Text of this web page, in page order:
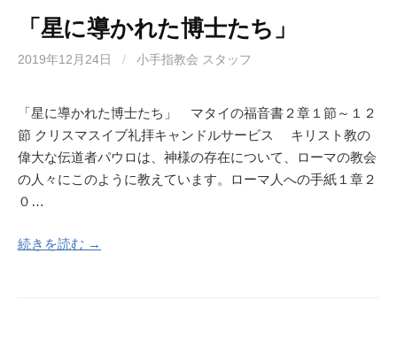
「星に導かれた博士たち」
2019年12月24日 / 小手指教会 スタッフ
「星に導かれた博士たち」 マタイの福音書２章１節～１２
節 クリスマスイブ礼拝キャンドルサービス キリスト教の
偉大な伝道者パウロは、神様の存在について、ローマの教会
の人々にこのように教えています。ローマ人への手紙１章２
０…
続きを読む →